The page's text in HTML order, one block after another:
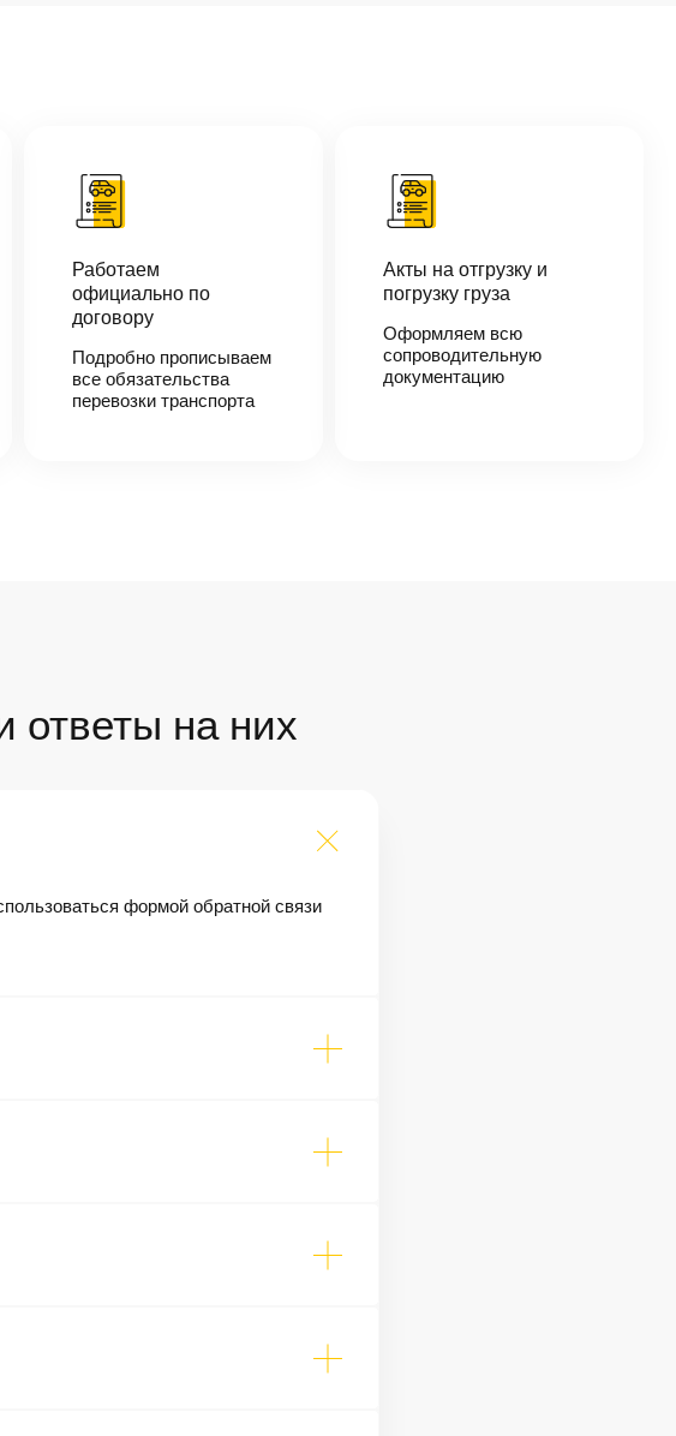
Работаем
официально по
договору
Подробно прописываем
все обязательства
перевозки транспорта
Акты на отгрузку и
погрузку груза
Оформляем всю
сопроводительную
документацию
ответы на них
формой обратной связи